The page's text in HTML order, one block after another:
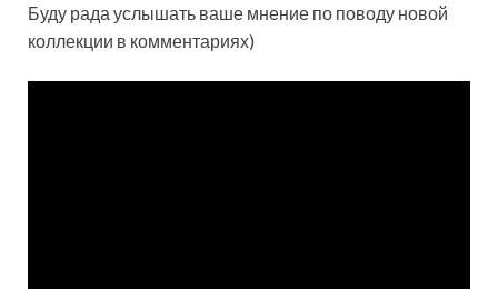
Буду рада услышать ваше мнение по поводу новой
коллекции в комментариях)